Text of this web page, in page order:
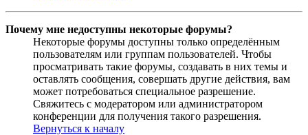
Почему мне недоступны некоторые форумы?
Некоторые форумы доступны только определённым
пользователям или группам пользователей. Чтобы
просматривать такие форумы, создавать в них темы и
оставлять сообщения, совершать другие действия, вам
может потребоваться специальное разрешение.
Свяжитесь с модератором или администратором
конференции для получения такого разрешения.
Вернуться к началу